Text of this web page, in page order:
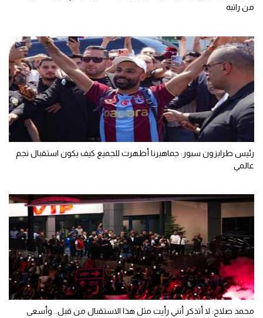
من راتبه
رئيس طرابزون سبور: جماهيرنا أظهرت للجميع كيف يكون استقبال نجم
عالمي
محمد صلاح: لا أتذكر أنني رأيت مثل هذا الاستقبال من قبل.. وأسعى